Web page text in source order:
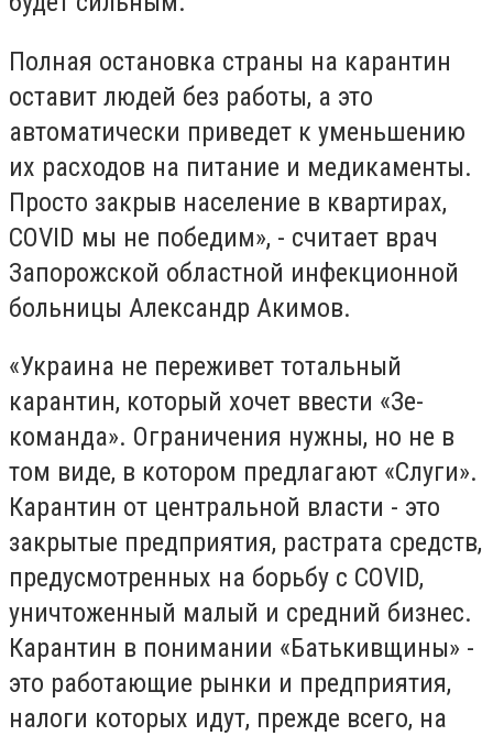
Полная остановка страны на карантин
оставит людей без работы, а это
автоматически приведет к уменьшению
их расходов на питание и медикаменты.
Просто закрыв население в квартирах,
COVID мы не победим», - считает врач
Запорожской областной инфекционной
больницы Александр Акимов.
«Украина не переживет тотальный
карантин, который хочет ввести «Зе-
команда». Ограничения нужны, но не в
том виде, в котором предлагают «Слуги».
Карантин от центральной власти - это
закрытые предприятия, растрата средств,
предусмотренных на борьбу с COVID,
уничтоженный малый и средний бизнес.
Карантин в понимании «Батькивщины» -
это работающие рынки и предприятия,
налоги которых идут, прежде всего, на